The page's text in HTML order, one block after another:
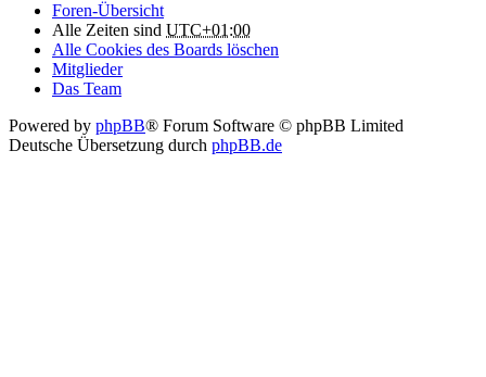
Foren-Übersicht
Alle Zeiten sind UTC+01:00
Alle Cookies des Boards löschen
Mitglieder
Das Team
Powered by phpBB® Forum Software © phpBB Limited
Deutsche Übersetzung durch phpBB.de